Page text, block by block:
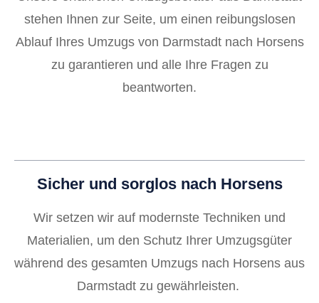
stehen Ihnen zur Seite, um einen reibungslosen
Ablauf Ihres Umzugs von Darmstadt nach Horsens
zu garantieren und alle Ihre Fragen zu
beantworten.
Sicher und sorglos nach Horsens
Wir setzen wir auf modernste Techniken und
Materialien, um den Schutz Ihrer Umzugsgüter
während des gesamten Umzugs nach Horsens aus
Darmstadt zu gewährleisten.